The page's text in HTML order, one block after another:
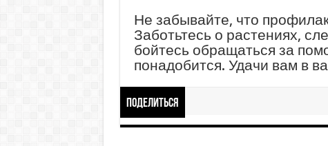
Не забывайте, что
Заботьтесь о растениях,
бойтесь обращаться за
понадобится. Удачи вам в
Поделиться